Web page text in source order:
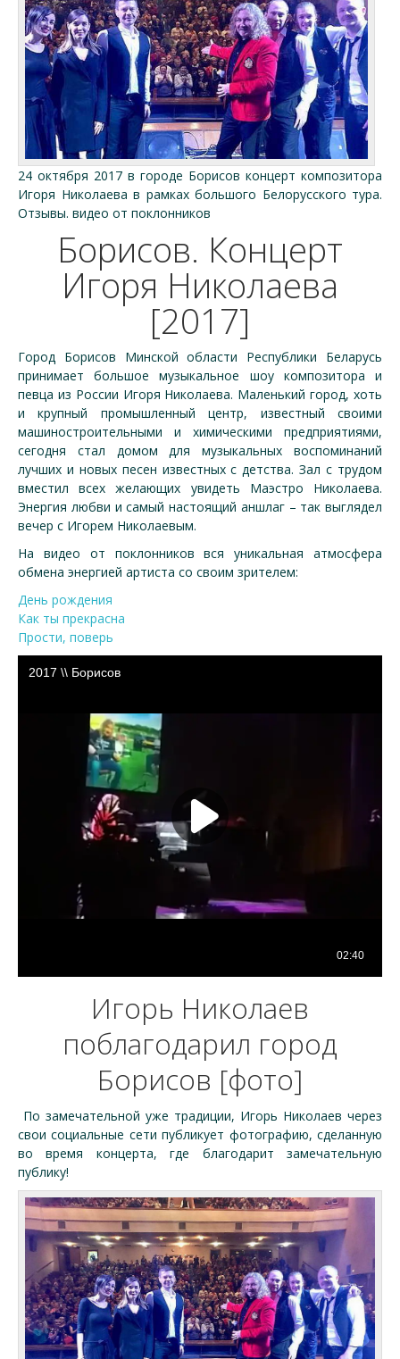
24 октября 2017 в городе Борисов концерт композитора
Игоря Николаева в рамках большого Белорусского тура.
Отзывы. видео от поклонников
Борисов. Концерт
Игоря Николаева
[2017]
Город Борисов Минской области Республики Беларусь
принимает большое музыкальное шоу композитора и
певца из России Игоря Николаева. Маленький город, хоть
и крупный промышленный центр, известный своими
машиностроительными и химическими предприятиями,
сегодня стал домом для музыкальных воспоминаний
лучших и новых песен известных с детства. Зал с трудом
вместил всех желающих увидеть Маэстро Николаева.
Энергия любви и самый настоящий аншлаг – так выглядел
вечер с Игорем Николаевым.
На видео от поклонников вся уникальная атмосфера
обмена энергией артиста со своим зрителем:
День рождения
Как ты прекрасна
Прости, поверь
Игорь Николаев
поблагодарил город
Борисов [фото]
По замечательной уже традиции, Игорь Николаев через
свои социальные сети публикует фотографию, сделанную
во время концерта, где благодарит замечательную
публику!